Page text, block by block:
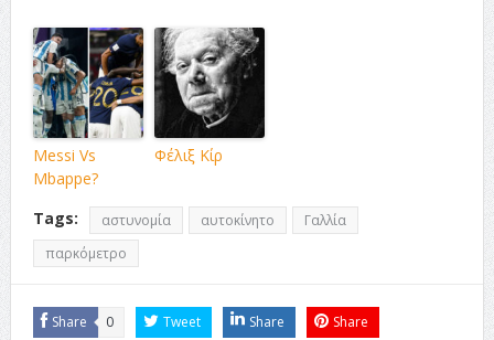
Messi Vs
Mbappe?
Φέλιξ Κίρ
Tags: αστυνομία αυτοκίνητο
Γαλλία
παρκόμετρο
Share 0 Tweet Share Share